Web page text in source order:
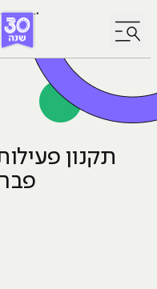
לחץ לפתיחת/סגירת